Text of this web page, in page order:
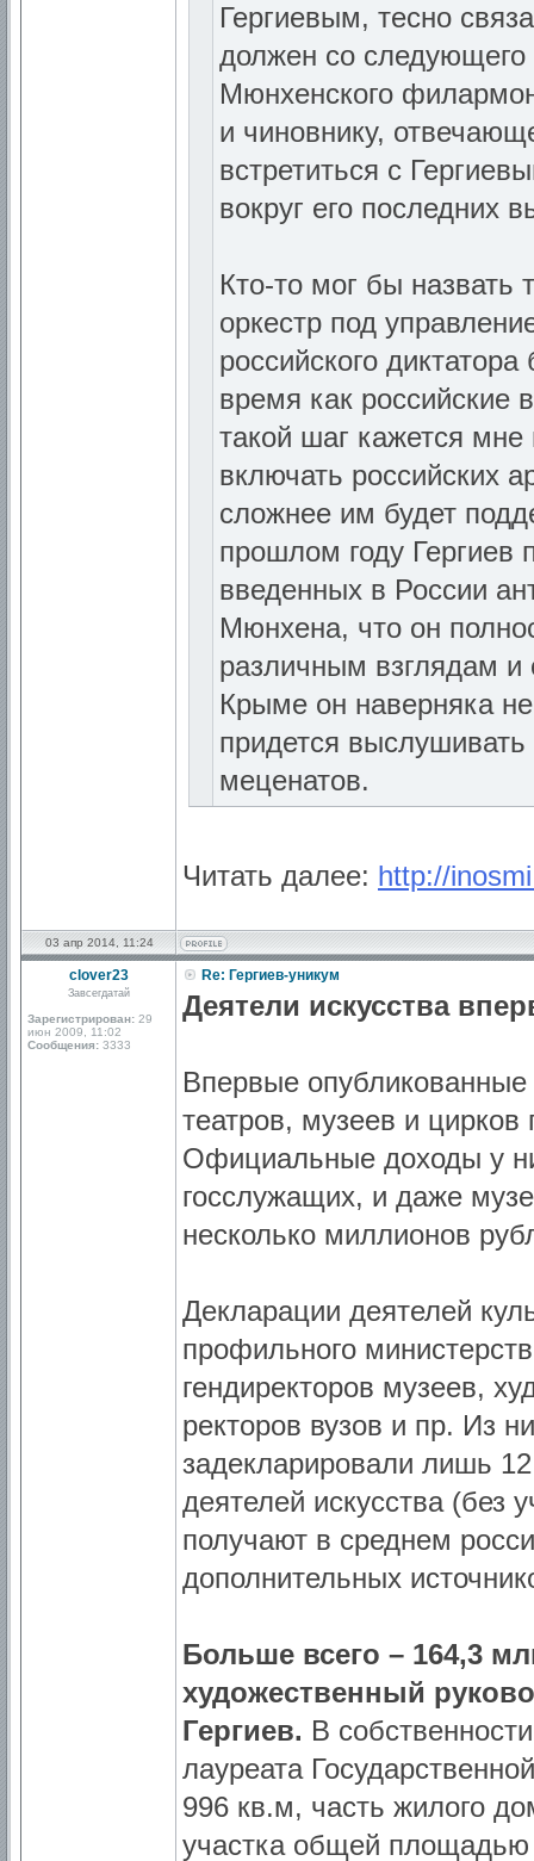
Гергиевым, тесно
должен со следующего
Мюнхенского
и чиновнику,
встретиться с
вокруг его последних
Кто-то мог бы
оркестр под
российского
время как российские
такой шаг кажется
включать российских
сложнее им будет
прошлом году Гергиев
введенных в России
Мюнхена, что он
различным взглядам
Крыме он наверняка
придется
меценатов.
Читать далее: http://
03 апр 2014, 11:24
clover23
Завсегдатай
Зарегистрирован: 29
июн 2009, 11:02
Сообщения: 3333
Re: Гергиев-уникум
Деятели искусства
Впервые опубликованные
театров, музеев и
Официальные доходы у
госслужащих, и даже
несколько миллионов
Декларации деятелей
профильного
гендиректоров музеев,
ректоров вузов и пр. Из
задекларировали лишь
деятелей искусства (без
получают в среднем
дополнительных
Больше всего – 164,3
художественный
Гергиев. В
лауреата
996 кв.м, часть жилого
участка общей площадью